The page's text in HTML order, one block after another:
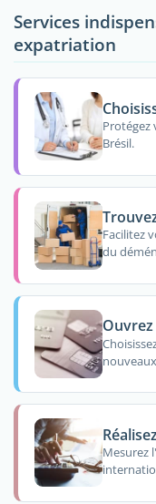
Services
expatriation
Protégez
Brésil.
Facilitez
du
Mesurez